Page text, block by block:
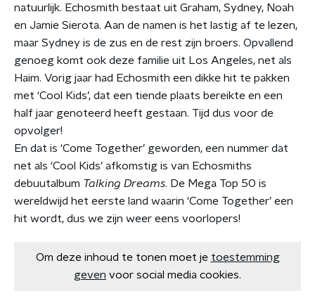
natuurlijk. Echosmith bestaat uit Graham, Sydney, Noah
en Jamie Sierota. Aan de namen is het lastig af te lezen,
maar Sydney is de zus en de rest zijn broers. Opvallend
genoeg komt ook deze familie uit Los Angeles, net als
Haim. Vorig jaar had Echosmith een dikke hit te pakken
met ‘Cool Kids’, dat een tiende plaats bereikte en een
half jaar genoteerd heeft gestaan. Tijd dus voor de
opvolger!
En dat is ‘Come Together’ geworden, een nummer dat
net als ‘Cool Kids’ afkomstig is van Echosmiths
debuutalbum Talking Dreams. De Mega Top 50 is
wereldwijd het eerste land waarin ‘Come Together’ een
hit wordt, dus we zijn weer eens voorlopers!
Om deze inhoud te tonen moet je toestemming
geven voor social media cookies.